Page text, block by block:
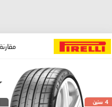
مقارنة
4 سنين